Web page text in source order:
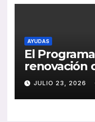
AYUDAS
El
renovación
ayudas a
ligeros
JULIO 23, 2026